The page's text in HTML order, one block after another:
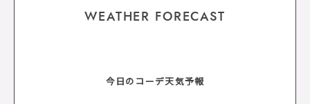
WEATHER FORECAST
今日のコーデ天気予報